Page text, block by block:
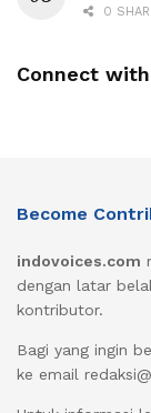
0
Connect
Become
indovoices.com
dengan latar
kontributor.
Bagi yang ingin
ke email